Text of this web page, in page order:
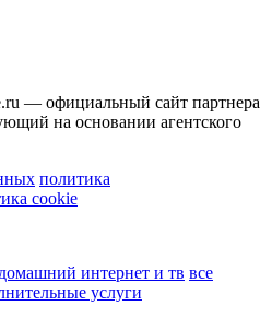
— официальный сайт партнера
на основании агентского
политика
cookie
домашний интернет и тв все
услуги